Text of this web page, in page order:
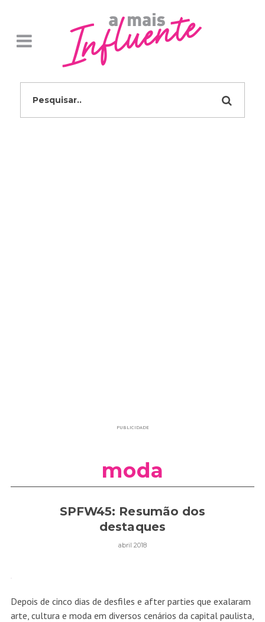
PUBLICIDADE
moda
SPFW45: Resumão dos
destaques
abril 2018
Depois de cinco dias de desfiles e after parties que exalaram
arte, cultura e moda em diversos cenários da capital paulista,